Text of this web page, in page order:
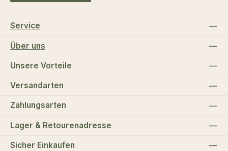
Service
Über uns
Unsere Vorteile
Versandarten
Zahlungsarten
Lager & Retourenadresse
Sicher Einkaufen